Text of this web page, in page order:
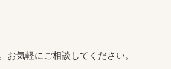
気軽にご相談してください。